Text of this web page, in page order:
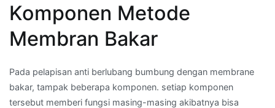
Komponen Metode
Membran Bakar
Pada pelapisan anti berlubang bumbung dengan membrane
bakar, tampak beberapa komponen. setiap komponen
tersebut memberi fungsi masing-masing akibatnya bisa